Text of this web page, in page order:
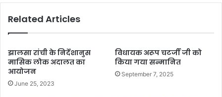
Related Articles
झालसा रांची के निर्देशानुस
मासिक लोक अदालत का
आयोजन
June 25, 2023
विधायक अरूप चटर्जी जी को
किया गया सन्मानित
September 7, 2025